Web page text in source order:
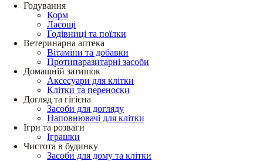
Годування
Корм
Ласощі
Годівниці та поїлки
Ветеринарна аптека
Вітаміни та добавки
Протипаразитарні засоби
Домашній затишок
Аксесуари для клітки
Клітки та переноски
Догляд та гігієна
Засоби для догляду
Наповнювачі для клітки
Ігри та розваги
Іграшки
Чистота в будинку
Засоби для дому та клітки